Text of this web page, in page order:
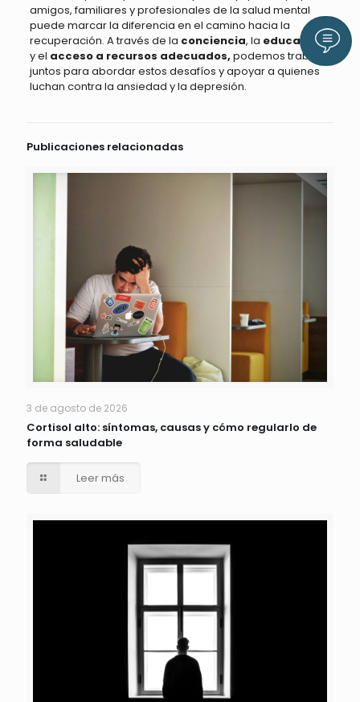
amigos, familiares y profesionales de la salud mental
puede marcar la diferencia en el camino hacia la
recuperación. A través de la conciencia, la educación
y el acceso a recursos adecuados, podemos trabajar
juntos para abordar estos desafíos y apoyar a quienes
luchan contra la ansiedad y la depresión.
Publicaciones relacionadas
3 de agosto de 2026
Cortisol alto: síntomas, causas y cómo regularlo de
forma saludable
Leer más